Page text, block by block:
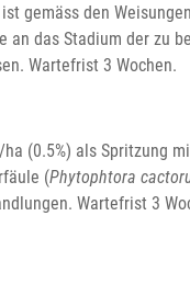
gemäss den
an das Stadium der zu
Wartefrist 3 Wochen.
(0.5%) als Spritzung
(Phytophtora
Wartefrist 3